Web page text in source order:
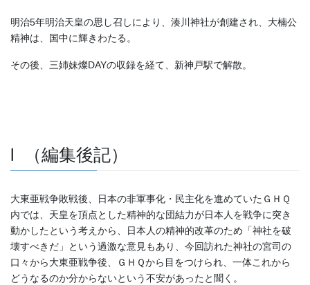
明治5年明治天皇の思し召しにより、湊川神社が創建され、大楠公
精神は、国中に輝きわたる。
その後、三姉妹燦DAYの収録を経て、新神戸駅で解散。
l （編集後記）
大東亜戦争敗戦後、日本の非軍事化・民主化を進めていたＧＨＱ
内では、天皇を頂点とした精神的な団結力が日本人を戦争に突き
動かしたという考えから、日本人の精神的改革のため「神社を破
壊すべきだ」という過激な意見もあり、今回訪れた神社の宮司の
口々から大東亜戦争後、ＧＨＱから目をつけられ、一体これから
どうなるのか分からないという不安があったと聞く。